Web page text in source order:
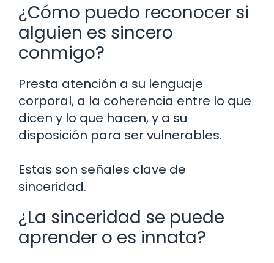
¿Cómo puedo reconocer si
alguien es sincero
conmigo?
Presta atención a su lenguaje
corporal, a la coherencia entre lo que
dicen y lo que hacen, y a su
disposición para ser vulnerables.
Estas son señales clave de
sinceridad.
¿La sinceridad se puede
aprender o es innata?